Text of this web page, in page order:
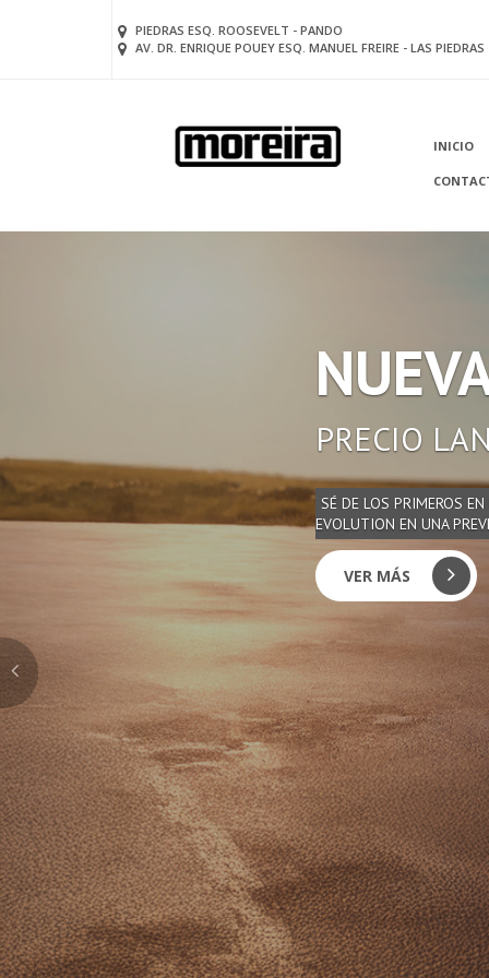
PIEDRAS ESQ. ROOSEVELT - PANDO
AV. DR. ENRIQUE POUEY ESQ. MANUEL FREIRE - LAS PIEDRAS
INICIO
PRECIO
SÉ DE LOS PRIMEROS
EVOLUTION EN UNA
VER MÁS